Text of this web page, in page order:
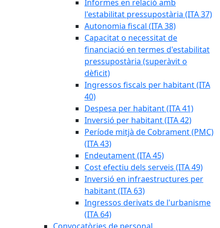
Informes en relació amb
l'estabilitat pressupostària (ITA 37)
Autonomia fiscal (ITA 38)
Capacitat o necessitat de
financiació en termes d'estabilitat
pressupostària (superàvit o
dèficit)
Ingressos fiscals per habitant (ITA
40)
Despesa per habitant (ITA 41)
Inversió per habitant (ITA 42)
Període mitjà de Cobrament (PMC)
(ITA 43)
Endeutament (ITA 45)
Cost efectiu dels serveis (ITA 49)
Inversió en infraestructures per
habitant (ITA 63)
Ingressos derivats de l'urbanisme
(ITA 64)